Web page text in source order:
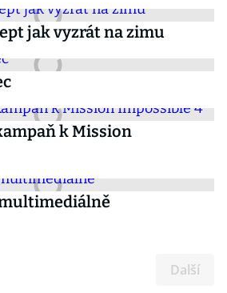
jak vyzrát na zimu
k Mission
Další